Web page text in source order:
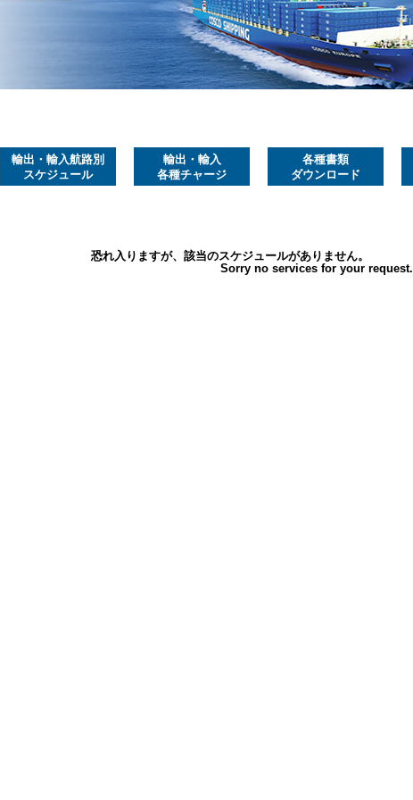
輸出・輸入航路別
スケジュール
輸出・輸入
各種チャージ
各種書類
ダウンロード
恐れ入りますが、該当のスケジュールがありません。
Sorry no services for your request.